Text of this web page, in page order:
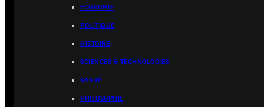
ÉCONOMIE
POLITIQUE
HISTOIRE
SCIENCES & TECHNOLOGIES
SANTÉ
PHILOSOPHIE